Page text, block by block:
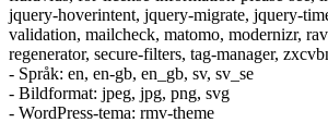
jquery-hoverintent, jquery-migrate, jquery-
validation, mailcheck, matomo, modernizr,
regenerator, secure-filters, tag-manager,
- Språk: en, en-gb, en_gb, sv, sv_se
- Bildformat: jpeg, jpg, png, svg
- WordPress-tema: rmv-theme